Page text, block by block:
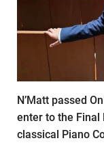
N’Matt passed
enter to the Final
classical Piano